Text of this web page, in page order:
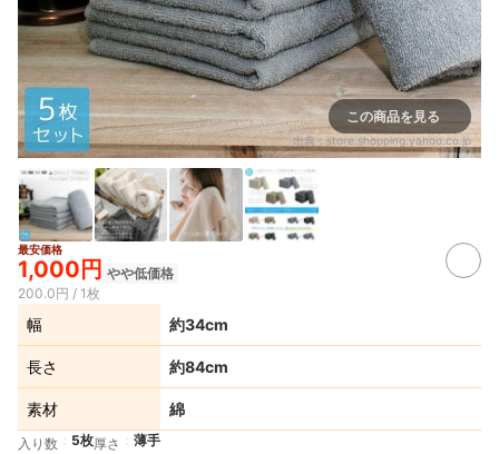
この商品を見る
出典： store.shopping.yahoo.co.jp
最安価格
1,000円 やや低価格
200.0円 / 1枚
幅 約34cm
長さ 約84cm
素材 綿
入り数 5枚厚さ 薄手